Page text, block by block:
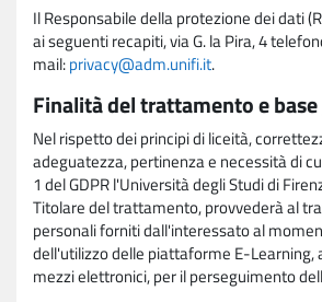
Il Responsabile della protezione dei dati
ai seguenti recapiti, via G. la Pira, 4
mail:privacy@adm.unifi.it.
Finalità del trattamento e
Nel rispetto dei principi di liceità,
adeguatezza, pertinenza e necessità di
1 del GDPR l'Università degli Studi di
Titolare del trattamento, provvederà al
personali forniti dall'interessato al
dell'utilizzo delle piattaforme E-Learning,
mezzi elettronici, per il perseguimento